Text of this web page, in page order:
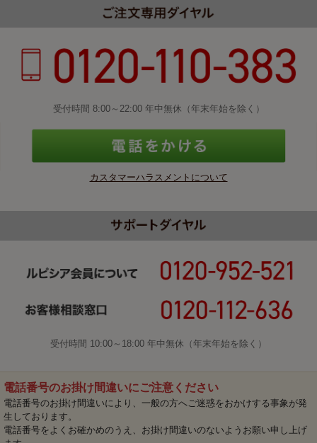
受付時間 8:00～22:00 年中無休（年末年始を除く）
カスタマーハラスメントについて
受付時間 10:00～18:00 年中無休（年末年始を除く）
電話番号のお掛け間違いにご注意ください
電話番号のお掛け間違いにより、一般の方へご迷惑をおかけする事象が発
生しております。
電話番号をよくお確かめのうえ、お掛け間違いのないようお願い申し上げ